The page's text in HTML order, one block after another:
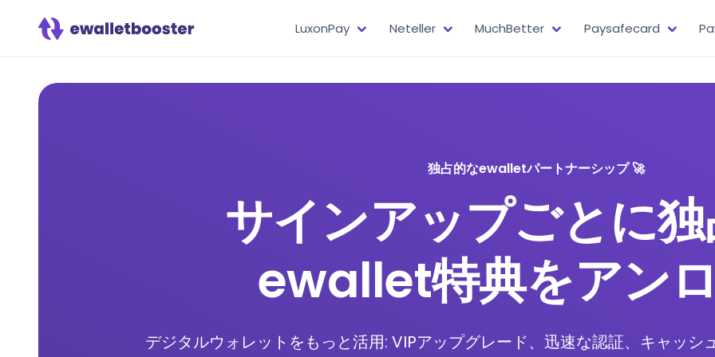
LuxonPay Neteller MuchBetter Paysafecard
独占的なewalletパートナーシップ 🚀
サインアップごとに
ewallet特典をアン
デジタルウォレットをもっと活用: VIPアップグレード、迅速な認証、キャッシ